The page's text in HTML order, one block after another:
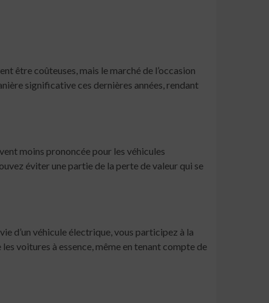
être coûteuses, mais le marché de l’occasion
significative ces dernières années, rendant
moins prononcée pour les véhicules
éviter une partie de la perte de valeur qui se
d’un véhicule électrique, vous participez à la
voitures à essence, même en tenant compte de